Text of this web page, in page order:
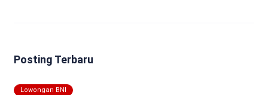
Posting Terbaru
Lowongan BNI